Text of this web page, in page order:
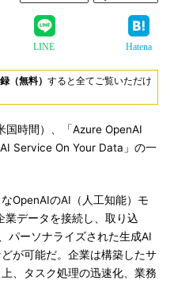
LINE Hatena
（無料） すると全てご覧いただけ
時間）、「Azure OpenAI
Service On Your Data」の一
OpenAIのAI（人工知能）モ
業データを接続し、取り込
パーソナライズされた生成AI
が可能だ。企業は構築したサ
、タスク処理の迅速化、業務